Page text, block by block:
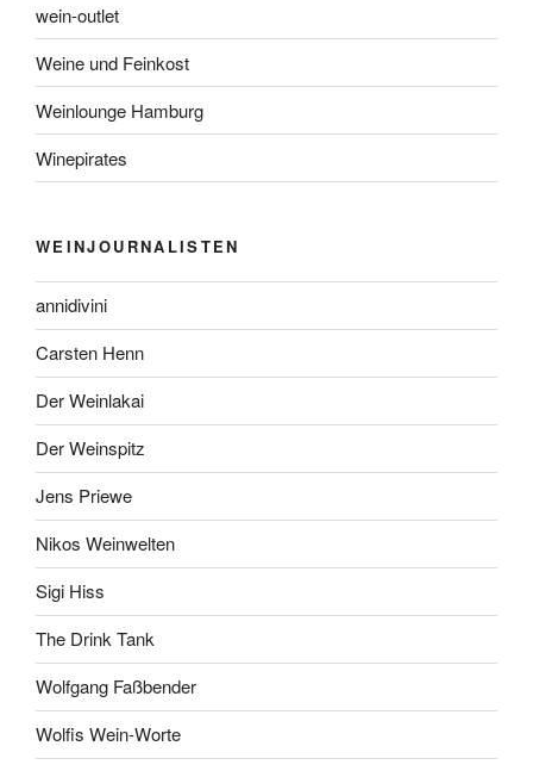
wein-outlet
Weine und Feinkost
Weinlounge Hamburg
Winepirates
WEINJOURNALISTEN
annidivini
Carsten Henn
Der Weinlakai
Der Weinspitz
Jens Priewe
Nikos Weinwelten
Sigi Hiss
The Drink Tank
Wolfgang Faßbender
Wolfis Wein-Worte